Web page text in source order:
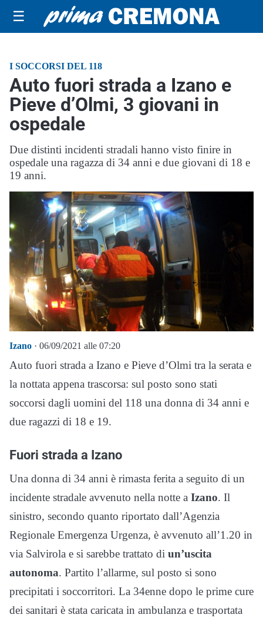
☰
I SOCCORSI DEL 118
Auto fuori strada a Izano e
Pieve d’Olmi, 3 giovani in
ospedale
Due distinti incidenti stradali hanno visto finire in
ospedale una ragazza di 34 anni e due giovani di 18 e
19 anni.
Izano · 06/09/2021 alle 07:20
Auto fuori strada a Izano e Pieve d’Olmi tra la serata e
la nottata appena trascorsa: sul posto sono stati
soccorsi dagli uomini del 118 una donna di 34 anni e
due ragazzi di 18 e 19.
Fuori strada a Izano
Una donna di 34 anni è rimasta ferita a seguito di un
incidente stradale avvenuto nella notte a Izano. Il
sinistro, secondo quanto riportato dall’Agenzia
Regionale Emergenza Urgenza, è avvenuto all’1.20 in
via Salvirola e si sarebbe trattato di un’uscita
autonoma. Partito l’allarme, sul posto si sono
precipitati i soccorritori. La 34enne dopo le prime cure
dei sanitari è stata caricata in ambulanza e trasportata